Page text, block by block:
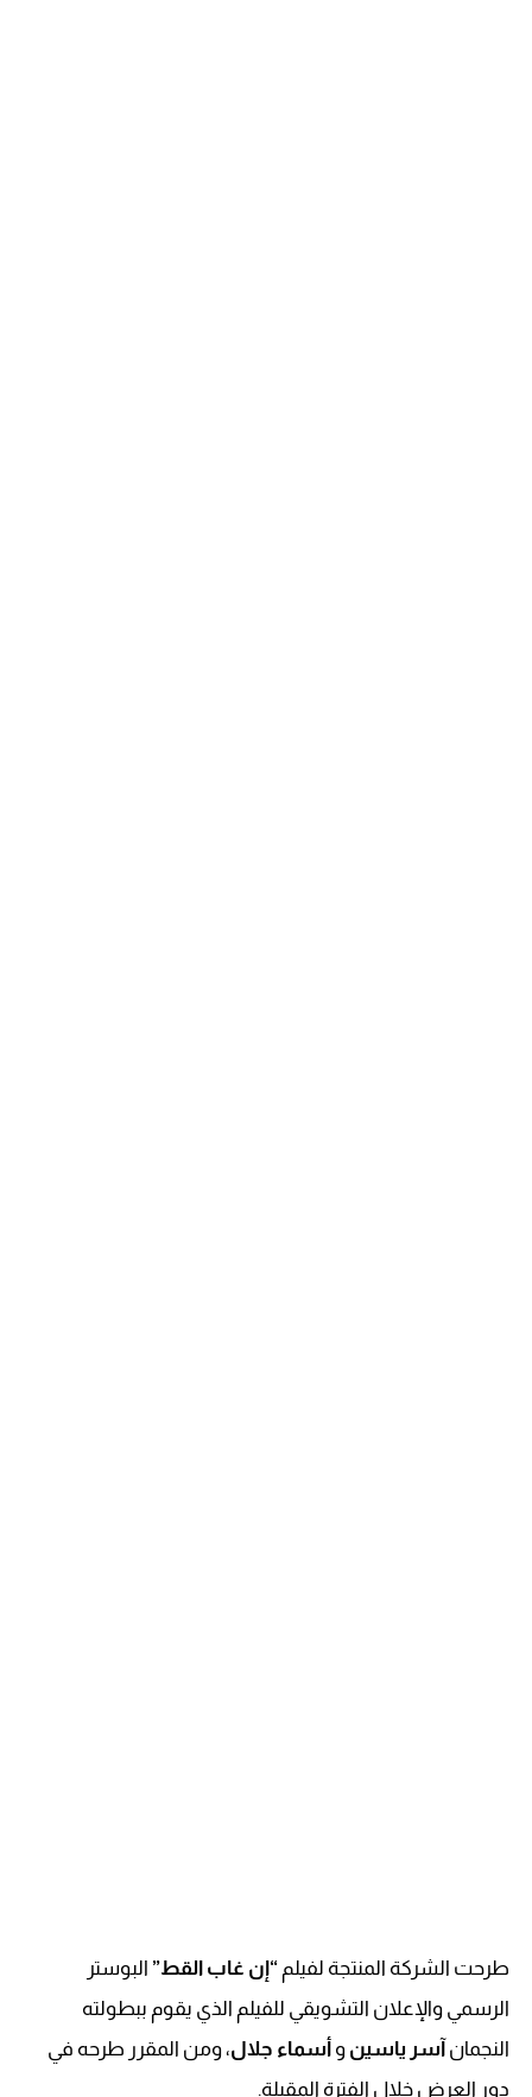
طرحت الشركة المنتجة لفيلم “إن غاب القط” البوستر
الرسمي والإعلان التشويقي للفيلم الذي يقوم ببطولته
النجمان آسر ياسين و أسماء جلال، ومن المقرر طرحه في
دور العرض خلال الفترة المقبلة.